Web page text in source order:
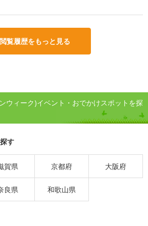
閲覧履歴をもっと見る
ウィーク)イベント・おでかけスポットを探
す
賀県 京都府 大阪府
良県 和歌山県